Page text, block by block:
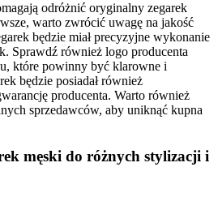
odróżnić oryginalny zegarek
warto zwrócić uwagę na jakość
będzie miał precyzyjne wykonanie
Sprawdź również logo producenta
które powinny być klarowne i
będzie posiadał również
producenta. Warto również
sprzedawców, aby uniknąć kupna
męski do różnych stylizacji i